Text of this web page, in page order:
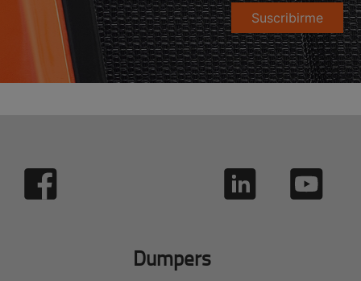
Suscribirme
Dumpers